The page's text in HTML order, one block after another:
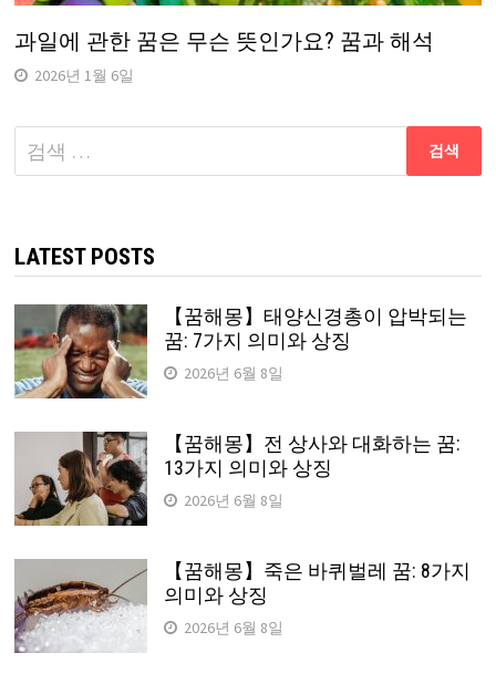
과일에 관한 꿈은 무슨 뜻인가요? 꿈과 해석
2026년 1월 6일
다
음
LATEST POSTS
【꿈해몽】태양신경총이 압박되는
꿈: 7가지 의미와 상징
2026년 6월 8일
【꿈해몽】전 상사와 대화하는 꿈:
13가지 의미와 상징
2026년 6월 8일
【꿈해몽】죽은 바퀴벌레 꿈: 8가지
의미와 상징
2026년 6월 8일